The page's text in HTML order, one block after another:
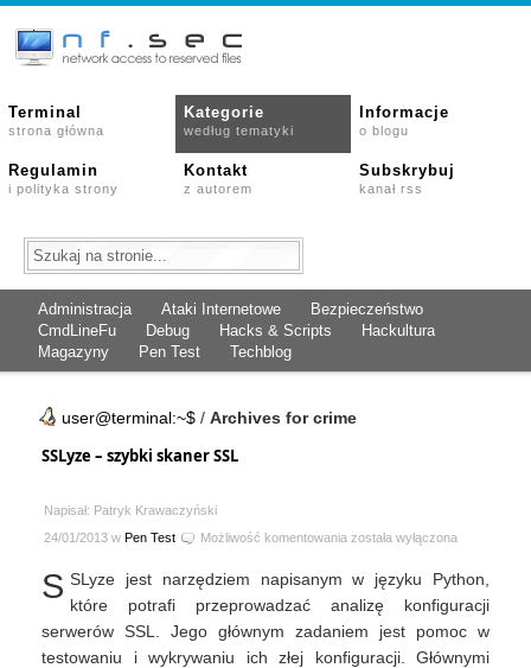
Terminal
strona główna
Kategorie
według tematyki
Informacje
o blogu
Regulamin
i polityka strony
Kontakt
z autorem
Subskrybuj
kanał rss
Administracja Ataki Internetowe
Bezpieczeństwo
CmdLineFu
Debug Hacks & Scripts
Hackultura
Magazyny
Pen Test Techblog
user@terminal:~$ / Archives for crime
SSLyze – szybki skaner SSL
Napisał: Patryk Krawaczyński
24/01/2013 w Pen Test Możliwość komentowania SSLyze
szybki
skaner
została wyłączona
S SLyze jest narzędziem napisanym w języku Python,
które potrafi przeprowadzać analizę konfiguracji
serwerów SSL. Jego głównym zadaniem jest pomoc w
testowaniu i wykrywaniu ich złej konfiguracji. Głównymi